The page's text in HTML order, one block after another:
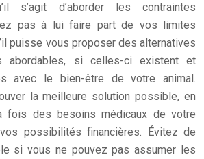
s’agit d’aborder les contraintes
pas à lui faire part de vos limites
puisse vous proposer des alternatives
abordables, si celles-ci existent et
avec le bien-être de votre animal.
la meilleure solution possible, en
fois des besoins médicaux de votre
possibilités financières. Évitez de
si vous ne pouvez pas assumer les